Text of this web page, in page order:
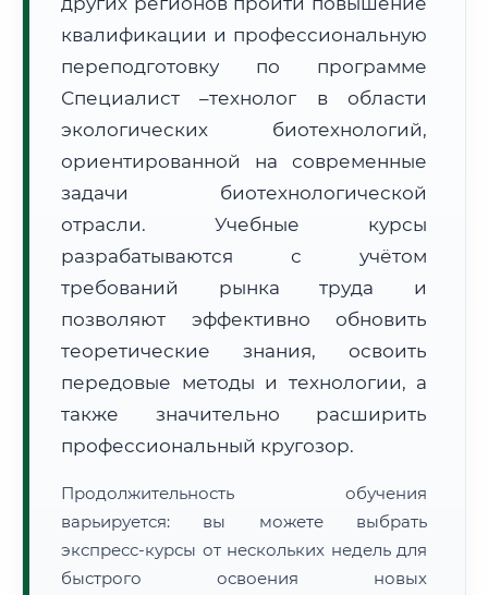
Расчет логистики оригиналов:
• Маршрут транзита:~1 778 км
• Экспресс-доставка СДЭК / Почтой:
📜 Документы и аккредитация ФИС ФРДО
квалификации и профессиональную
переподготовку по программе
Специалист –технолог в области
экологических биотехнологий,
ориентированной на современные
задачи биотехнологической
отрасли. Учебные курсы
разрабатываются с учётом
требований рынка труда и
позволяют эффективно обновить
теоретические знания, освоить
передовые методы и технологии, а
также значительно расширить
профессиональный кругозор.
Продолжительность обучения
варьируется: вы можете выбрать
экспресс-курсы от нескольких недель для
быстрого освоения новых